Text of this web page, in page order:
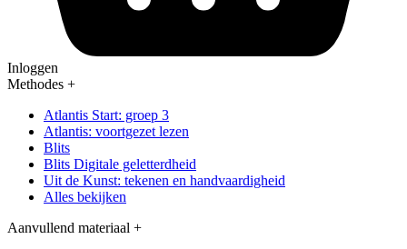
Inloggen
Methodes +
Atlantis Start: groep 3
Atlantis: voortgezet lezen
Blits
Blits Digitale geletterdheid
Uit de Kunst: tekenen en handvaardigheid
Alles bekijken
Aanvullend materiaal +